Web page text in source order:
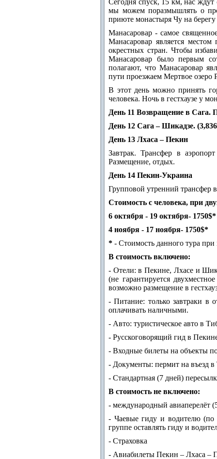
мы можем поразмышлять о
приюте монастыря Чу на берегу
Манасаровар - самое
Манасаровар является
окрестных стран. Чтобы
Манасаровар было первым
полагают, что Манасаровар
пути проезжаем Мертвое озеро
В этот день можно принять
человека. Ночь в гестхаузе у
День 11 Возвращение в Сага.
День 12 Сага – Шикадзе.
День 13 Лхаса – Пекин
Завтрак. Трансфер в
Размещение, отдых.
День 14 Пекин-Украина
Групповой утренний трансфер
Cтоимость с человека, при
6 октября - 19 октября- 1750$*
4 ноября - 17 ноября- 1750$*
* - Стоимость данного тура
В стоимость включено:
- Отели: в Пекине, Лхасе и
(не гарантируется
возможно размещение в
- Питание: только завтраки в
оплачивать наличными.
- Авто: туристическое авто в
- Русскоговорящий гид в
- Входные билеты на объекты
- Документы: пермит на въезд в
- Стандартная (7 дней)
В стоимость не включено:
- международный авиаперелёт
- Чаевые гиду и водителю (по
группе оставлять гиду и
- Страховка
- Авиабилеты Пекин – Лхаса –